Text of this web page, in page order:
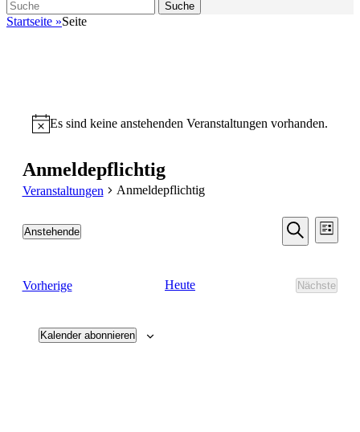
Suche
Suche
nach:
Startseite »Seite
Hinweis
Es sind keine anstehenden Veranstaltungen vorhanden.
Anmeldepflichtig
Veranstaltungen Anmeldepflichtig
Suche
Suche
Liste
Anstehende
VorherigeVeranstaltungen Heute
Nächste
Kalender abonnieren